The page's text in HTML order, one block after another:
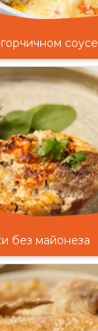
соусе
без майонеза